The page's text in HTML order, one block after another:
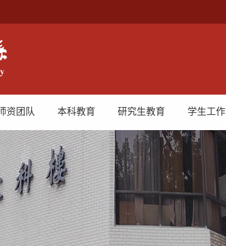
资团队 本科教育 研究生教育 学生工作